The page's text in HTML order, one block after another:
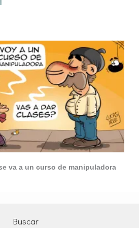
va a un curso de manipuladora
Buscar